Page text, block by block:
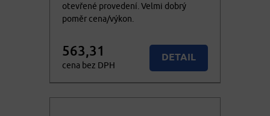
otevřené provedení. Velmi dobrý
poměr cena/výkon.
563,31
cena bez DPH
DETAIL
Nedostupné